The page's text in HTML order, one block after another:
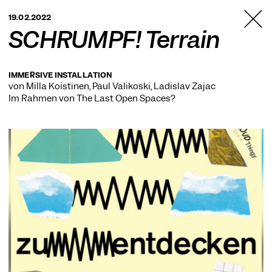
BERLIN
19.02.2022
SCHRUMPF! Terrain
IMMERSIVE INSTALLATION
von Milla Koistinen, Paul Valikoski, Ladislav Zajac
Im Rahmen von The Last Open Spaces?